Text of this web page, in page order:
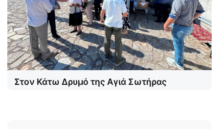
Στον Κάτω Δρυμό της Αγιά Σωτήρας